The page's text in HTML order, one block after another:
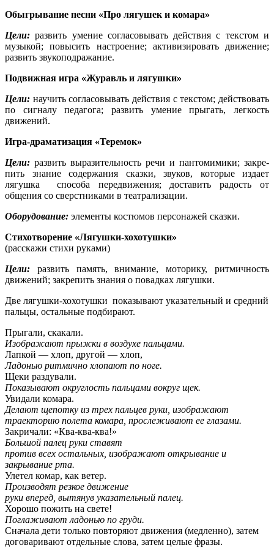
Обыгрывание песни «Про лягушек и комара»
Цели:развить умение согласовывать действия с текстом и
музыкой; повысить настроение; активизировать движение;
развить звукоподражание.
Подвижная игра «Журавль и лягушки»
Цели: научить согласовывать действия с текстом; действовать
по сигналу педагога; развить умение прыгать, легкость
движений.
Игра-драматизация «Теремок»
Цели: развить выразительность речи и пантомимики; закре­
пить знание содержания сказки, звуков, которые издает
лягушка способа передвижения; доставить радость от
общения со сверстниками в театрализации.
Оборудование: элементы костюмов персонажей сказки.
Стихотворение «Лягушки-хохотушки»
(расскажи стихи руками)
Цели: развить память, внимание, моторику, ритмичность
движений; закрепить знания о повадках лягушки.
Две лягушки-хохотушки показывают указательный и средний
пальцы, остальные под­бирают.
Прыгали, скакали.
Изображают прыжки в воздухе пальцами.
Лапкой — хлоп, другой — хлоп,
Ладонью ритмично хлопают по ноге.
Щеки раздували.
Показывают округлость пальцами вокруг щек.
Увидали комара.
Делают щепотку из трех пальцев руки, изображают
траекто­рию полета комара, прослежи­вают ее глазами.
Закричали: «Ква-ква-ква!»
Большой палец руки ставят
против всех остальных, изображают открывание и
закрывание рта.
Улетел комар, как ветер.
Производят резкое движение
руки вперед, вытянув указатель­ный палец.
Хорошо пожить на свете!
Поглаживают ладонью по груди.
Сначала дети только повторяют движения (медленно), затем
договаривают отдельные слова, затем целые фразы.